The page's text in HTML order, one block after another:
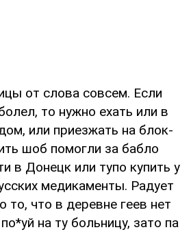
от слова совсем. Если
то нужно ехать или в
или приезжать на блок-
шоб помогли за бабло
в Донецк или тупо купить у
медикаменты. Радует
то, что в деревне геев нет
на ту больницу, зато па